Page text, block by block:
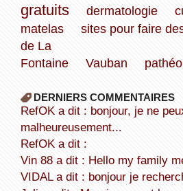
gratuits
dermatologie
matelas
sites pour faire
de La
Fontaine
Vauban
DERNIERS COMMENTAIRES
refOK a dit : bonjour, je ne peux
malheureusement...
refOK a dit :
Vin 88 a dit : Hello my family
VIDAL a dit : bonjour je